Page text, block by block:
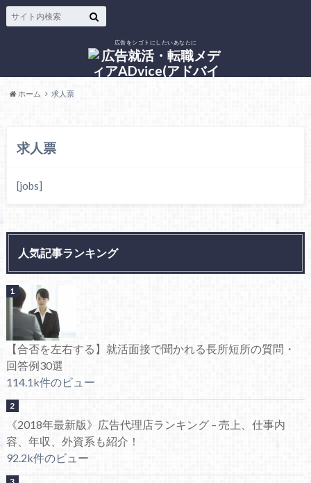
広告をシゴトにしたいあなたに
ホーム 求人票
求人票
[jobs]
人気記事ランキング
【合否を左右する】就活面接で聞かれる長所短所の質問・
回答例30選
114.1k件のビュー
《2018年最新版》広告代理店ランキング – 売上、仕事内
容、年収、外資系も紹介！
92.2k件のビュー